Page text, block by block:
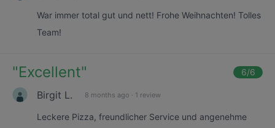
War immer total gut und nett! Frohe Weihnachten! Tolles
Team!
"Excellent" 6/6
Birgit L. 8 months ago · 1 review
Leckere Pizza, freundlicher Service und angenehme